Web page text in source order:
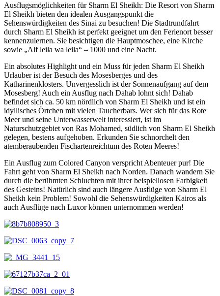
Ausflugsmöglichkeiten für Sharm El Sheikh: Die Resort von Sharm
El Sheikh bieten den idealen Ausgangspunkt die
Sehenswürdigkeiten des Sinai zu besuchen! Die Stadtrundfahrt
durch Sharm El Sheikh ist perfekt geeignet um den Ferienort besser
kennenzulernen. Sie besichtigen die Hauptmoschee, eine Kirche
sowie „Alf leila wa leila“ – 1000 und eine Nacht.
Ein absolutes Highlight und ein Muss für jeden Sharm El Sheikh
Urlauber ist der Besuch des Mosesberges und des
Katharinenklosters. Unvergesslich ist der Sonnenaufgang auf dem
Mosesberg! Auch ein Ausflug nach Dahab lohnt sich! Dahab
befindet sich ca. 50 km nördlich von Sharm El Sheikh und ist ein
idyllisches Örtchen mit vielen Taucherbars. Wer sich für das Rote
Meer und seine Unterwasserwelt interessiert, ist im
Naturschutzgebiet von Ras Mohamed, südlich von Sharm El Sheikh
gelegen, bestens aufgehoben. Erkunden Sie schnorchelt den
atemberaubenden Fischartenreichtum des Roten Meeres!
Ein Ausflug zum Colored Canyon verspricht Abenteuer pur! Die
Fahrt geht von Sharm El Sheikh nach Norden. Danach wandern Sie
durch die berühmten Schluchten mit ihrer beispiellosen Farbigkeit
des Gesteins! Natürlich sind auch längere Ausflüge von Sharm El
Sheikh kein Problem! Sowohl die Sehenswürdigkeiten Kairos als
auch Ausflüge nach Luxor können unternommen werden!